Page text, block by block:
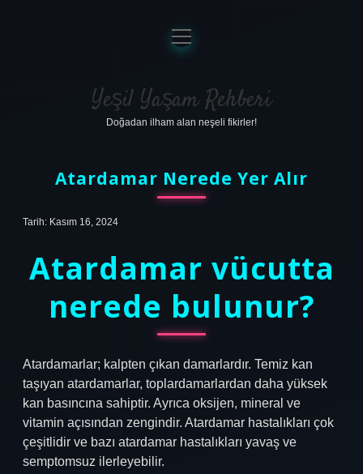
Anasayfa
Gizlilik Politikası
Yasal Uyarı
menüyü
aç
Yeşil Yaşam Rehberi
Doğadan ilham alan neşeli fikirler!
Atardamar Nerede Yer Alır
Tarih: Kasım 16, 2024
Atardamar vücutta
nerede bulunur?
Atardamarlar; kalpten çıkan damarlardır. Temiz kan
taşıyan atardamarlar, toplardamarlardan daha yüksek
kan basıncına sahiptir. Ayrıca oksijen, mineral ve
vitamin açısından zengindir. Atardamar hastalıkları çok
çeşitlidir ve bazı atardamar hastalıkları yavaş ve
semptomsuz ilerleyebilir.